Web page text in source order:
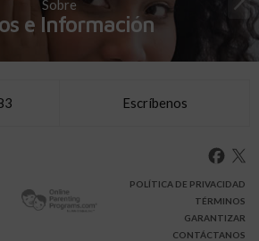
Sobre
e Información
Escríbenos
POLÍTICA DE PRIVACIDAD
TÉRMINOS
GARANTIZAR
CONTÁCTANOS